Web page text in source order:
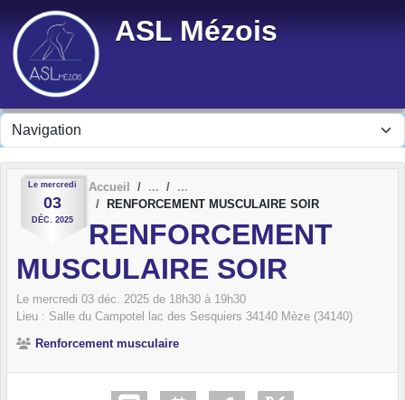
ASL Mézois
Le mercredi
03
DÉC. 2025
Accueil
RENFORCEMENT MUSCULAIRE SOIR
RENFORCEMENT
MUSCULAIRE SOIR
Le mercredi 03 déc. 2025 de 18h30 à 19h30
Lieu : Salle du Campotel lac des Sesquiers 34140 Mèze (34140)
Renforcement musculaire
Panneau de gestion des cookies